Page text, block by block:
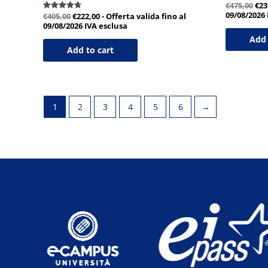
Valutato
4.67
su 5
€405,00€222,00- Offerta valida fino al
09/08/2026 IVA esclusa
Add to cart
€475,00€
09/08/2026
1 2 3 4 5 6 →